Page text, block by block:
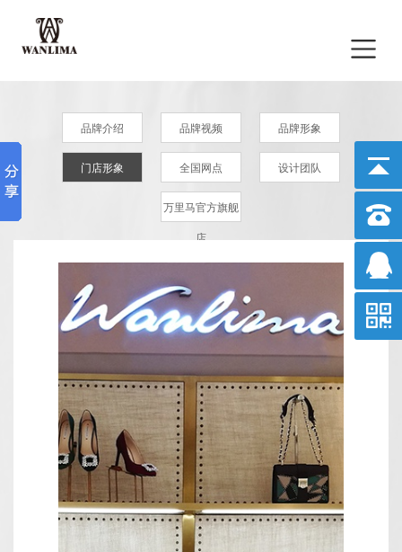
品牌介绍 品牌视频 品牌形象
门店形象 全国网点 设计团队
万里马官方旗舰
店